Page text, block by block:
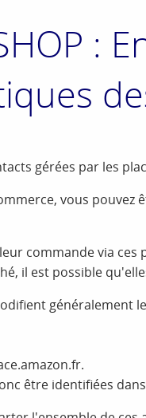
:
gérées par les
vous pouvez
commande via ces
il est possible
généralement
être identifiées